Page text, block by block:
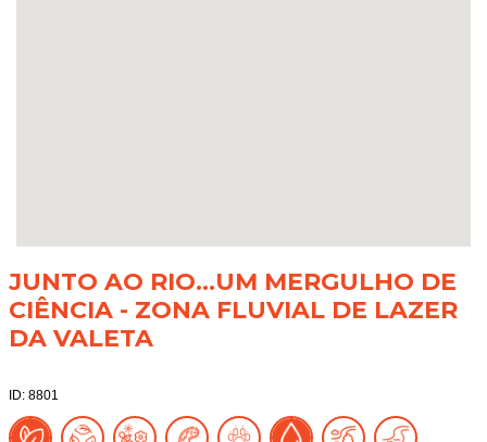
JUNTO AO RIO...UM MERGULHO DE
CIÊNCIA - ZONA FLUVIAL DE LAZER
DA VALETA
ID: 8801